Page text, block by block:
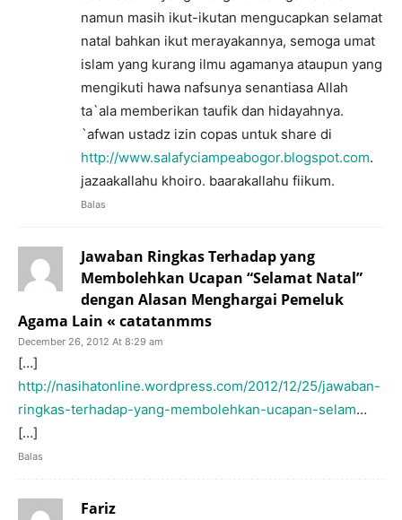
namun masih ikut-ikutan mengucapkan selamat
natal bahkan ikut merayakannya, semoga umat
islam yang kurang ilmu agamanya ataupun yang
mengikuti hawa nafsunya senantiasa Allah
ta`ala memberikan taufik dan hidayahnya.
`afwan ustadz izin copas untuk share di
http://www.salafyciampeabogor.blogspot.com.
jazaakallahu khoiro. baarakallahu fiikum.
Balas
Jawaban Ringkas Terhadap yang
Membolehkan Ucapan “Selamat Natal”
dengan Alasan Menghargai Pemeluk
Agama Lain « catatanmms
December 26, 2012 At 8:29 am
[…]
http://nasihatonline.wordpress.com/2012/12/25/jawaban-
ringkas-terhadap-yang-membolehkan-ucapan-selam…
[…]
Balas
Fariz